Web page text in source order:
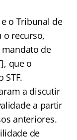
o Tribunal de
o recurso,
de
que o
STF.
a discutir
a partir
anteriores.
de